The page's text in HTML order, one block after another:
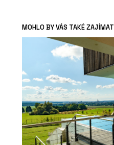
MOHLO BY VÁS TAKÉ ZAJÍMAT